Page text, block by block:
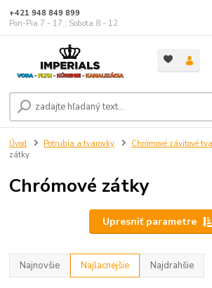
+421 948 849 899
Pon-Pia 7 - 17 ; Sobota 8 - 12
Úvod Potrubia a tvarovky Chrómové závitové
zátky
Chrómové zátky
Upresniť parametre
Najnovšie Najlacnejšie Najdrahšie